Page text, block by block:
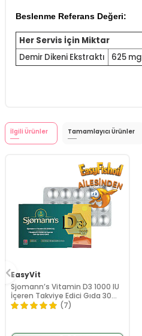
Beslenme Referans Değeri:
Her Servis İçin Miktar
Demir Dikeni Ekstraktı
625 mg
İlgili Ürünler Tamamlayıcı Ürünler
EasyVit
Sjomann’s Vitamin D3 1000 IU
İçeren Takviye Edici Gıda 30
Adet Çiğnenebilir Jel Form
(7)